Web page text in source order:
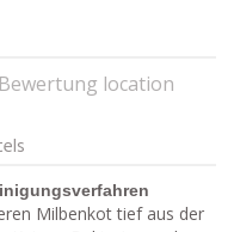
location
Milbenkot tief aus der